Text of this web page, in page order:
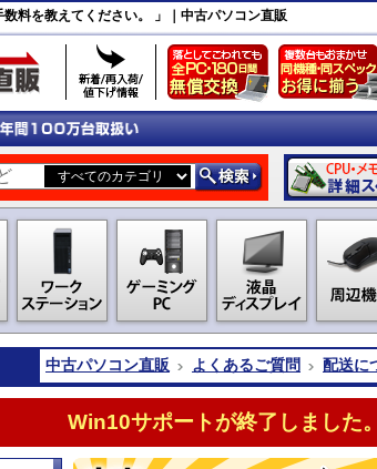
料を教えてください。 」｜中古パソコン直販
中古パソコン直販 よくあるご質問 配送に
Win10サポートが終了しました